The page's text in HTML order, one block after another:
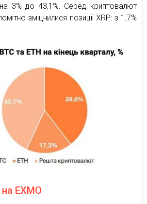
3% до 43,1%. Серед криптовалют
зміцнилися позиції XRP: з 1,7%
EXMO